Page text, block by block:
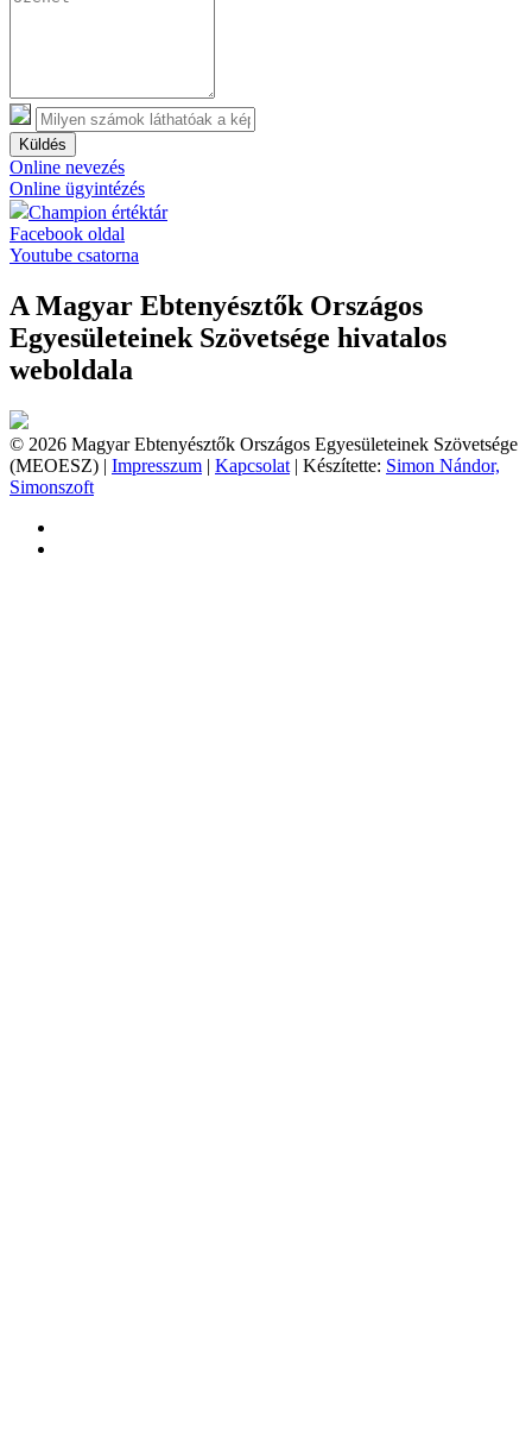
Küldés
Online nevezés
Online ügyintézés
Champion értéktár
Facebook oldal
Youtube csatorna
A Magyar Ebtenyésztők Országos
Egyesületeinek Szövetsége hivatalos
weboldala
© 2026 Magyar Ebtenyésztők Országos Egyesületeinek Szövetsége
(MEOESZ) | Impresszum | Kapcsolat | Készítette: Simon Nándor,
Simonszoft